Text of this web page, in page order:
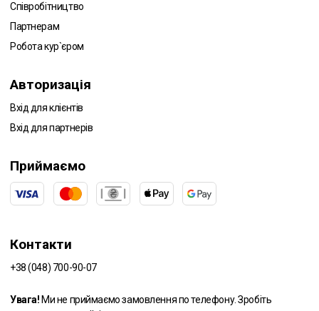
Співробітництво
Партнерам
Робота кур`єром
Авторизація
Вхід для клієнтів
Вхід для партнерів
Приймаємо
Контакти
+38 (048) 700-90-07
Увага! Ми не приймаємо замовлення по телефону. Зробіть